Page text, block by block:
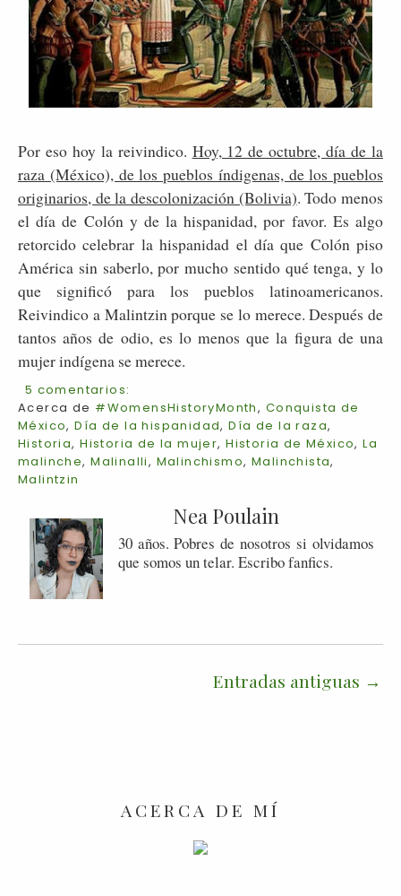
Por eso hoy la reivindico. Hoy, 12 de octubre, día de la
raza (México), de los pueblos índigenas, de los pueblos
originarios, de la descolonización (Bolivia). Todo menos
el día de Colón y de la hispanidad, por favor. Es algo
retorcido celebrar la hispanidad el día que Colón piso
América sin saberlo, por mucho sentido qué tenga, y lo
que significó para los pueblos latinoamericanos.
Reivindico a Malintzin porque se lo merece. Después de
tantos años de odio, es lo menos que la figura de una
mujer indígena se merece.
5 comentarios:
Acerca de #WomensHistoryMonth, Conquista de
México,Día de la hispanidad,Día de la raza,
Historia,Historia de la mujer,Historia de México,La
malinche,Malinalli, Malinchismo, Malinchista,
Malintzin
Nea Poulain
30 años. Pobres de nosotros si olvidamos
que somos un telar. Escribo fanfics.
Entradas antiguas
ACERCA DE MÍ